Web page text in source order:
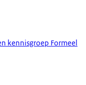
kennisgroep Formeel